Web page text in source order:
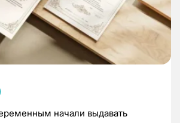
начали выдавать